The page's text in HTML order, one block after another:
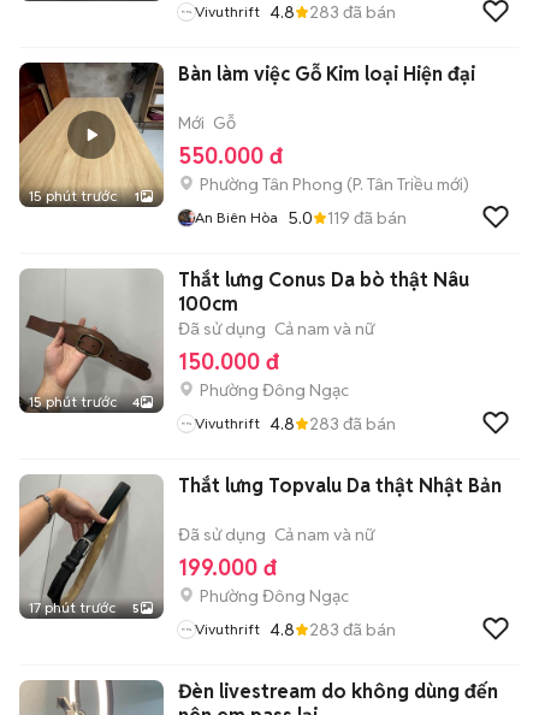
Vivuthrift 4.8 283 đã bán
15 phút trước 1
Bàn làm việc Gỗ Kim loại Hiện đại
Mới Gỗ
550.000 đ
Phường Tân Phong (P. Tân Triều mới)
An Biên Hòa 5.0 119 đã bán
15 phút trước 4
Thắt lưng Conus Da bò thật Nâu
100cm
Đã sử dụng Cả nam và nữ
150.000 đ
Phường Đông Ngạc
Vivuthrift 4.8 283 đã bán
17 phút trước 5
Thắt lưng Topvalu Da thật Nhật Bản
Đã sử dụng Cả nam và nữ
199.000 đ
Phường Đông Ngạc
Vivuthrift 4.8 283 đã bán
Đèn livestream do không dùng đến